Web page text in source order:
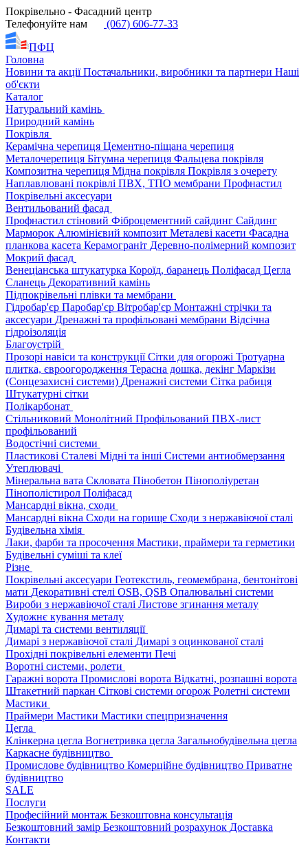
Покрівельно - Фасадний центр
Телефонуйте нам
(067) 606-77-33
ПФЦ
Головна
Новини та акціїПостачальники, виробники та партнери Наші
об'єкти
Каталог
Натуральний камінь
Природний камінь
Покрівля
Керамічна черепиця Цементно-піщана черепиця
Металочерепиця Бітумна черепиця Фальцева покрівля
Композитна черепиця Мідна покрівля Покрівля з очерету
Наплавлювані покрівлі ПВХ, ТПО мембрани Профнастил
Покрівельні аксесуари
Вентильований фасад
Профнастил стіновий Фіброцементний сайдинг Сайдинг
Марморок Алюмінієвий композит Металеві касети Фасадна
планкова касета Керамограніт Деревно-полімерний композит
Мокрий фасад
Венеціанська штукатурка Короїд, баранець Поліфасад Цегла
Сланець Декоративний камінь
Підпокрівельні плівки та мембрани
Гідробар'єр Паробар'єр Вітробар'єр Монтажні стрічки та
аксесуари Дренажні та профільовані мембрани Відсічна
гідроізоляція
Благоустрій
Прозорі навіси та конструкціїСітки для огорожі Тротуарна
плитка, євроогородження Терасна дошка, декінг Маркізи
(Сонцезахисні системи) Дренажні системи Сітка рабиця
Штукатурні сітки
Полікарбонат
Стільниковий Монолітний Профільований ПВХ-лист
профільований
Водостічні системи
Пластикові Сталеві Мідні та інші Системи антиобмерзання
Утеплювачі
Мінеральна вата Скловата Пінобетон Пінополіуретан
Пінополістирол Поліфасад
Мансардні вікна, сходи
Мансардні вікна Сходи на горище Сходи з нержавіючої сталі
Будівельна хімія
Лаки, фарби та просочення Мастики, праймери та герметики
Будівельні суміші та клеї
Різне
Покрівельні аксесуари Геотекстиль, геомембрана, бентонітові
мати Декоративні стелі OSB, QSB Опалювальні системи
Вироби з нержавіючої сталі Листове згинання металу
Художнє кування металу
Димарі та системи вентиляції
Димарі з нержавіючої сталі Димарі з оцинкованої сталі
Прохідні покрівельні елементи Печі
Воротні системи, ролети
Гаражні ворота Промислові ворота Відкатні, розпашні ворота
Штакетний паркан Сіткові системи огорож Ролетні системи
Мастики
Праймери Мастики Мастики спецпризначення
Цегла
Клінкерна цегла Вогнетривка цегла Загальнобудівельна цегла
Каркасне будівництво
Промислове будівництво Комерційне будівництво Приватне
будівництво
SALE
Послуги
Професійний монтаж Безкоштовна консультація
Безкоштовний замір Безкоштовний розрахунок Доставка
Контакти